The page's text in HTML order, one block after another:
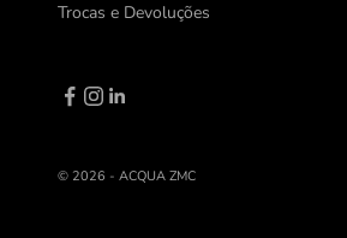
Trocas e Devoluções
© 2026 - ACQUA ZMC